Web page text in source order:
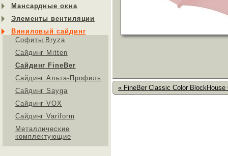
Мансардные окна
Элементы вентиляции
Виниловый сайдинг
Софиты Bryza
Сайдинг Mitten
Сайдинг FineBer
Сайдинг Альта-Профиль
Сайдинг Sayga
Cайдинг VOX
Сайдинг Variform
Металлические
комплектующие
« FineBer Classic Color